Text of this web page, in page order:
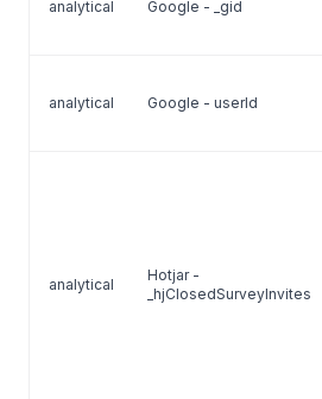
analytical Google - _gid
analytical Google - userId
analytical
Hotjar -
_hjClosedSurveyInvites